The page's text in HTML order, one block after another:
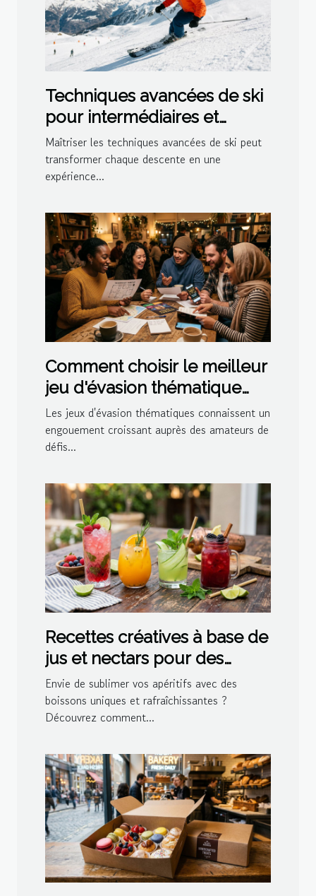
Techniques avancées de ski
pour intermédiaires et
experts
Maîtriser les techniques avancées de ski peut
transformer chaque descente en une
expérience...
Comment choisir le meilleur
jeu d'évasion thématique
pour votre prochaine sortie
?
Les jeux d'évasion thématiques connaissent un
engouement croissant auprès des amateurs de
défis...
Recettes créatives à base de
jus et nectars pour des
cocktails maison
Envie de sublimer vos apéritifs avec des
boissons uniques et rafraîchissantes ?
Découvrez comment...